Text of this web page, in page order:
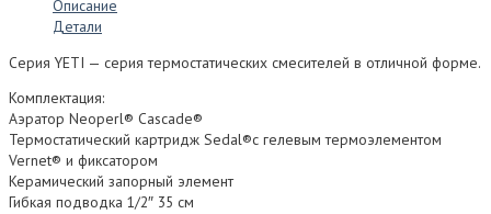
умывальника
термостатом
Описание
Детали
Серия YETI — серия термостатических смесителей в отличной форме.
Комплектация:
Аэратор Neoperl® Cascade®
Термостатический картридж Sedal®с гелевым термоэлементом
Vernet® и фиксатором
Керамический запорный элемент
Гибкая подводка 1/2″ 35 см